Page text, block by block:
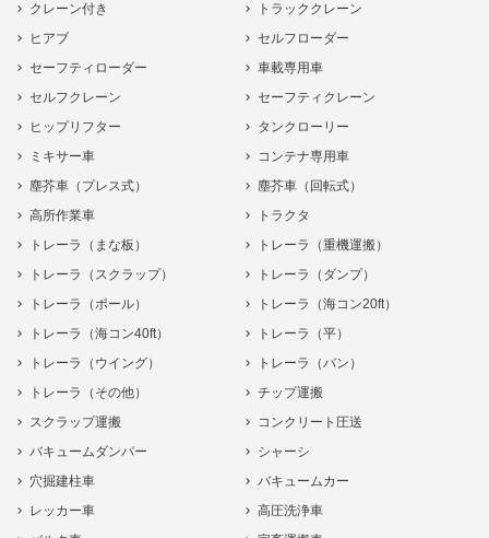
クレーン付き
トラッククレーン
ヒアブ
セルフローダー
セーフティローダー
車載専用車
セルフクレーン
セーフティクレーン
ヒップリフター
タンクローリー
ミキサー車
コンテナ専用車
塵芥車（プレス式）
塵芥車（回転式）
高所作業車
トラクタ
トレーラ（まな板）
トレーラ（重機運搬）
トレーラ（スクラップ）
トレーラ（ダンプ）
トレーラ（ポール）
トレーラ（海コン20ft）
トレーラ（海コン40ft）
トレーラ（平）
トレーラ（ウイング）
トレーラ（バン）
トレーラ（その他）
チップ運搬
スクラップ運搬
コンクリート圧送
バキュームダンパー
シャーシ
穴掘建柱車
バキュームカー
レッカー車
高圧洗浄車